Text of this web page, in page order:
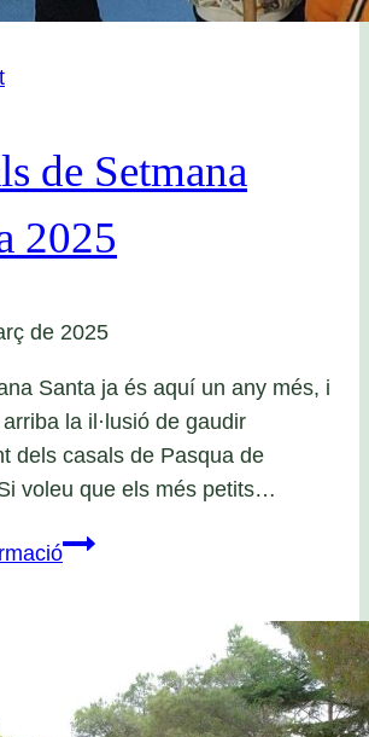
de Setmana
2025
de 2025
Santa ja és aquí un any més, i
la il·lusió de gaudir
dels casals de Pasqua de
voleu que els més petits…
Casals